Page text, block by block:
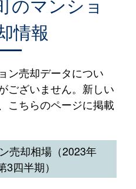
情報
ン売却データについ
ございません。新しい
こちらのページに掲載
売却相場（2023年
四半期）